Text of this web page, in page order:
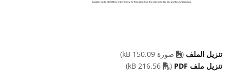
تنزيل الملف (
صورة 150.09 kB)
تنزيل ملف PDF
(
PDF file